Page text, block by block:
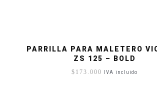
PARRILLA PARA MALETERO
ZS 125 – BOLD
$ 173.000 IVA incluido